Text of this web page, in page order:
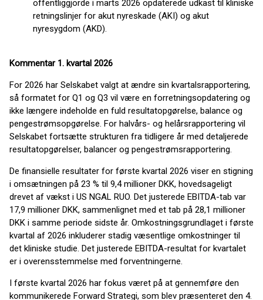
offentliggjorde i marts 2026 opdaterede udkast til kliniske
retningslinjer for akut nyreskade (AKI) og akut
nyresygdom (AKD).
Kommentar 1. kvartal 2026
For 2026 har Selskabet valgt at ændre sin kvartalsrapportering,
så formatet for Q1 og Q3 vil være en forretningsopdatering og
ikke længere indeholde en fuld resultatopgørelse, balance og
pengestrømsopgørelse. For halvårs- og helårsrapportering vil
Selskabet fortsætte strukturen fra tidligere år med detaljerede
resultatopgørelser, balancer og pengestrømsrapportering.
De finansielle resultater for første kvartal 2026 viser en stigning
i omsætningen på 23 % til 9,4 millioner DKK, hovedsageligt
drevet af vækst i US NGAL RUO. Det justerede EBITDA-tab var
17,9 millioner DKK, sammenlignet med et tab på 28,1 millioner
DKK i samme periode sidste år. Omkostningsgrundlaget i første
kvartal af 2026 inkluderer stadig væsentlige omkostninger til
det kliniske studie. Det justerede EBITDA-resultat for kvartalet
er i overensstemmelse med forventningerne.
I første kvartal 2026 har fokus været på at gennemføre den
kommunikerede Forward Strategi, som blev præsenteret den 4.